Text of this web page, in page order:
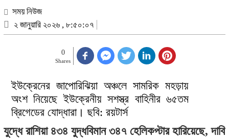
সময় নিউজ
২ জানুয়ারি ২০২৬ , ৮:৫০:০৭
0
Shares
ইউক্রেনের জাপোরিঝিয়া অঞ্চলে সামরিক মহড়ায়
অংশ নিয়েছে ইউক্রেনীয় সশস্ত্র বাহিনীর ৬৫তম
ব্রিগেডের যোদ্ধারা। ছবি: রয়টার্স
যুদ্ধে রাশিয়া ৪৩৪ যুদ্ধবিমান ৩৪৭ হেলিকপ্টার হারিয়েছে, দাবি